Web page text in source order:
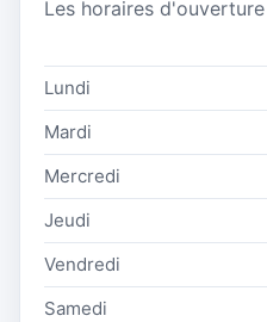
Les horaires
Lundi
Mardi
Mercredi
Jeudi
Vendredi
Samedi